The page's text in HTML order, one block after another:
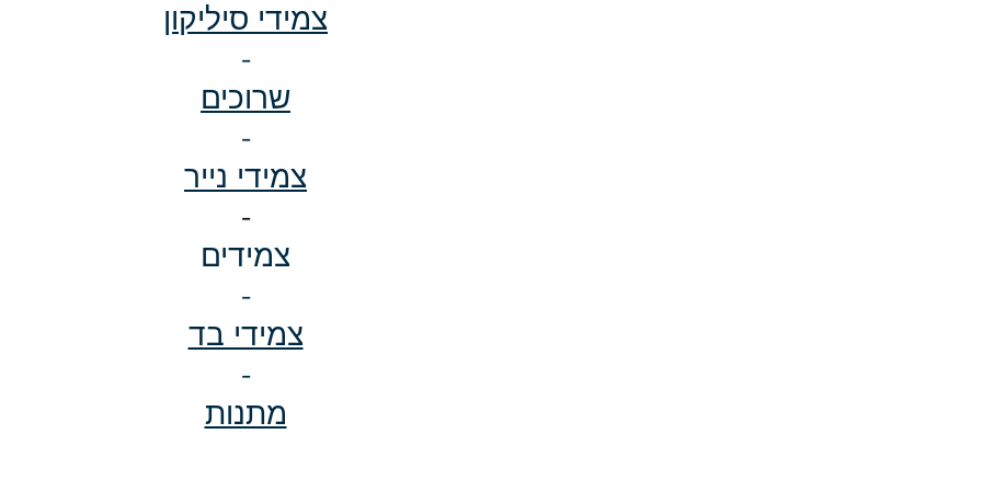
צמידי סיליקון
-
שרוכים
-
צמידי נייר
-
צמידים
-
צמידי בד
-
מתנות